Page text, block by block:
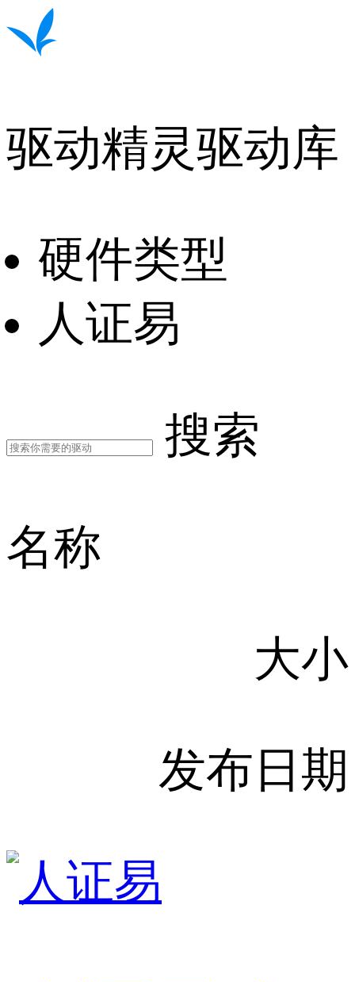
驱动精灵驱动库
硬件类型
人证易
搜索
名称
大小
发布日期